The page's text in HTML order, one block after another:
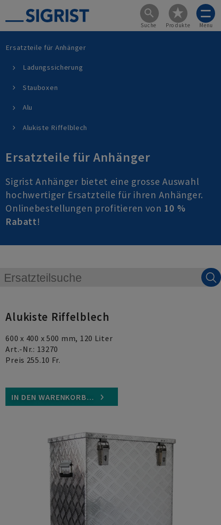
Suche Produkte Menu
Ersatzteile für Anhänger
Ladungssicherung
Stauboxen
Alu
Alukiste Riffelblech
Ersatzteile für Anhänger
Sigrist Anhänger bietet eine grosse Auswahl
hochwertiger Ersatzteile für ihren Anhänger.
Onlinebestellungen profitieren von 10 %
Rabatt!
Alukiste Riffelblech
600 x 400 x 500 mm, 120 Liter
Art.-Nr.: 13270
Preis 255.10 Fr.
IN DEN WARENKORB...